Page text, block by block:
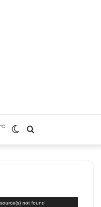
for
Switch
skin
℃
not found